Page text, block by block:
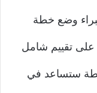
وضع خطة
تقييم شامل
ستساعد في